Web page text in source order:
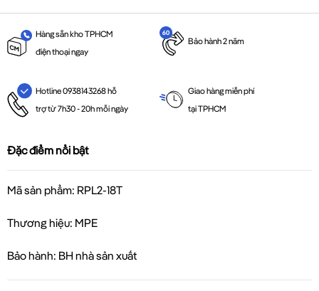
Hàng sẵn kho TPHCM
điện thoại ngay
Bảo hành 2 năm
Hotline 0938143268 hỗ
trợ từ 7h30 - 20h mỗi ngày
Giao hàng miễn phí
tại TPHCM
Đặc điểm nổi bật
Mã sản phẩm: RPL2-18T
Thương hiệu: MPE
Bảo hành: BH nhà sản xuất